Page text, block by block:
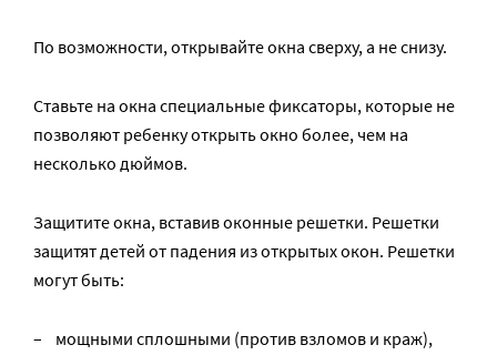
По возможности, открывайте окна сверху, а не снизу.
Ставьте на окна специальные фиксаторы, которые не
позволяют ребенку открыть окно более, чем на
несколько дюймов.
Защитите окна, вставив оконные решетки. Решетки
защитят детей от падения из открытых окон. Решетки
могут быть:
мощными сплошными (против взломов и краж),